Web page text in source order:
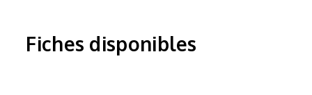
Fiches disponibles